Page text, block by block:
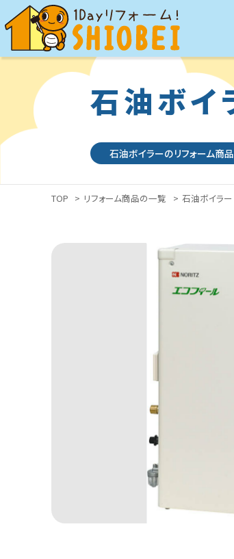
石油ボイ
石油ボイラーのリフォーム商品
TOP > リフォーム商品の一覧 > 石油ボイラー